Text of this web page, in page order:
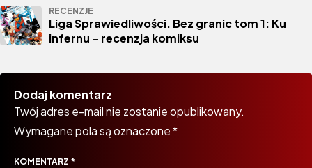
RECENZJE
Liga Sprawiedliwości. Bez granic tom 1: Ku
infernu – recenzja komiksu
Dodaj komentarz
Twój adres e-mail nie zostanie opublikowany.
Wymagane pola są oznaczone*
KOMENTARZ *